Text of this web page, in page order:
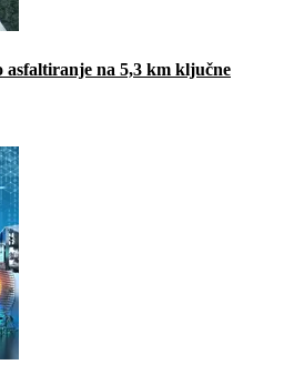
na 5,3 km ključne